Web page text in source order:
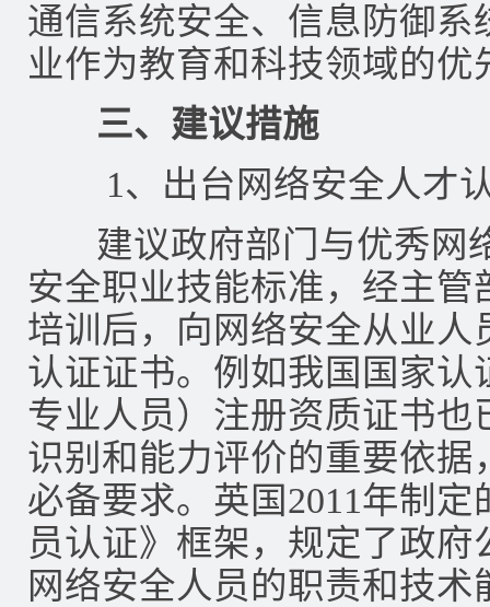
通信系统安全、信息防御系
业作为教育和科技领域的优
三、建议措施
1、出台网络安全人才认
建议政府部门与优秀网
安全职业技能标准，经主
培训后，向网络安全从业
认证证书。例如我国国家认
专业人员）注册资质证书
识别和能力评价的重要依
必备要求。英国2011年制
员认证》框架，规定了政
网络安全人员的职责和技